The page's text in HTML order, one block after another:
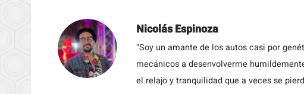
Nicolás Espinoza
“Soy un amante de los autos casi por
mecánicos a desenvolverme
el relajo y tranquilidad que a veces se